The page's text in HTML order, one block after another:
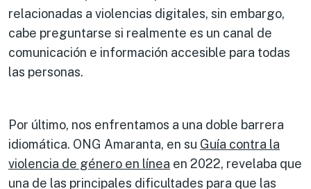
relacionadas a violencias digitales, sin embargo,
cabe preguntarse si realmente es un canal de
comunicación e información accesible para todas
las personas.
Por último, nos enfrentamos a una doble barrera
idiomática. ONG Amaranta, en su Guía contra la
violencia de género en línea en 2022, revelaba que
una de las principales dificultades para que las